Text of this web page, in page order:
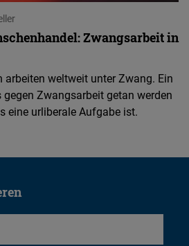
Zwangsarbeit in
weltweit unter Zwang. Ein
Zwangsarbeit getan werden
eine urliberale Aufgabe ist.